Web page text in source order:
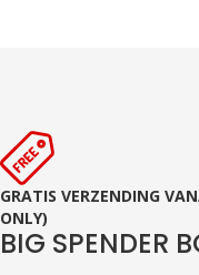
GRATIS VERZENDING
ONLY)
BIG SPENDER